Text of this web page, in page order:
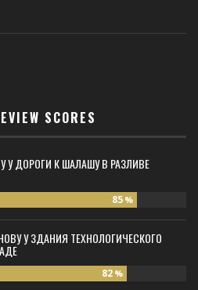
SCORES
У ДОРОГИ К ШАЛАШУ В РАЗЛИВЕ
85 %
У ЗДАНИЯ ТЕХНОЛОГИЧЕСКОГО
82 %